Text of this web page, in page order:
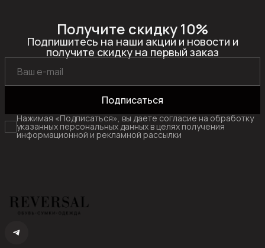
Получите скидку 10%
Подпишитесь на наши акции и новости и
получите скидку на первый заказ
Подписаться
Нажимая «Подписаться», вы даете согласие на обработку
указанных персональных данных в целях получения
информационной и рекламной рассылки